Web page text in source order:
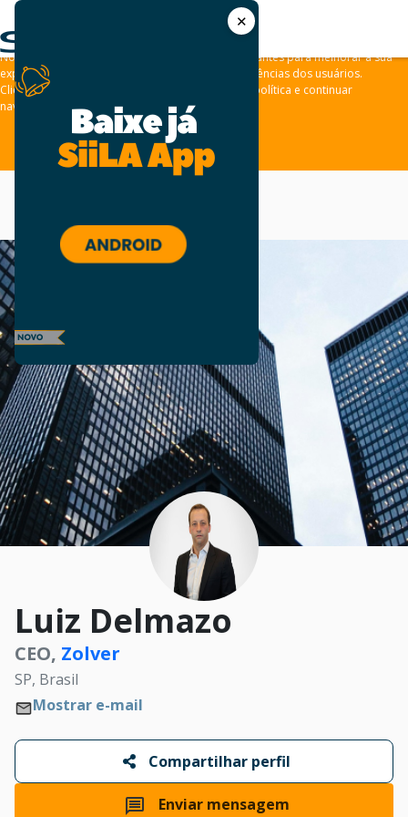
✕
As leis de privacidade dos usuários estão mudando e por isso nós
convidamos você a revisar a nossa
Nós usamos cookies e outras tecnologias semelhantes para melhorar a sua
experiência em nossos sites e lembrar das preferências dos usuários.
Clique em “aceitar” para concordar com a nossa política e continuar
navegando em nosso site.
ACEITAR
Luiz Delmazo
CEO, Zolver
SP, Brasil
Mostrar e-mail
Compartilhar perfil
Enviar mensagem